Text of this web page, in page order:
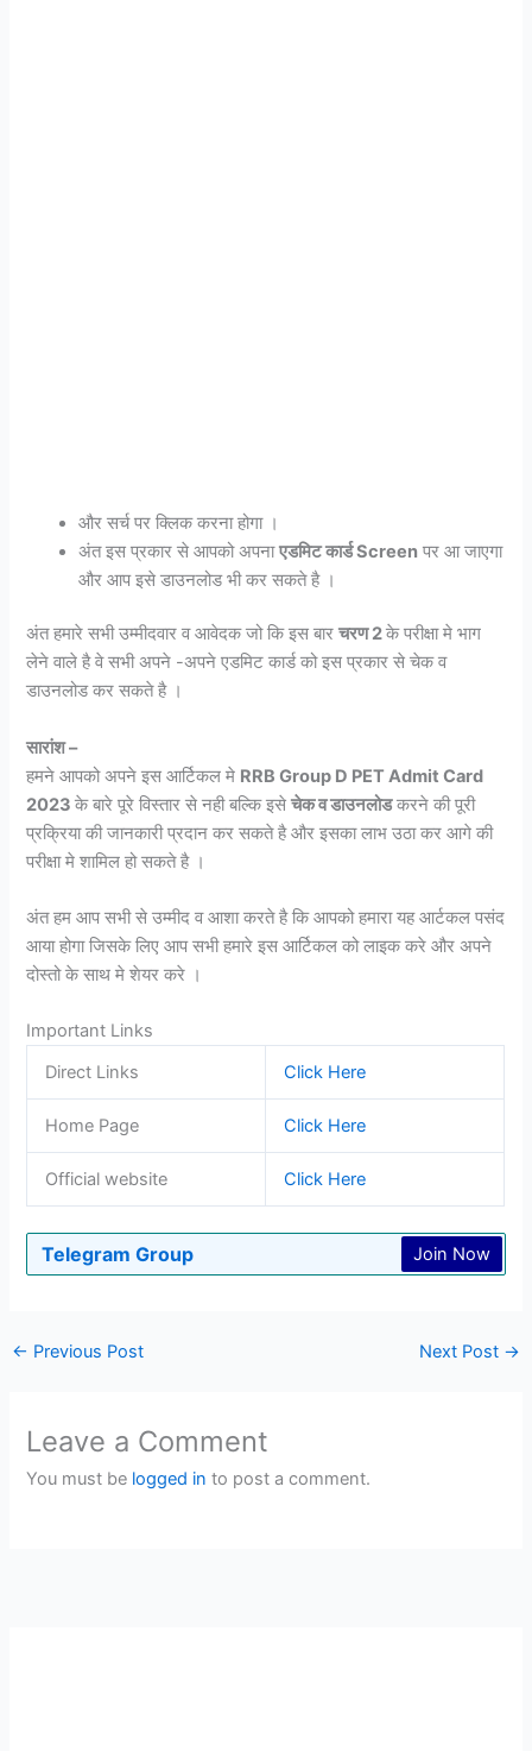
और सर्च पर क्लिक करना होगा ।
अंत इस प्रकार से आपको अपनाएडमिट कार्ड Screen पर आ जाएगा
और आप इसे डाउनलोड भी कर सकते है ।
अंत हमारे सभी उम्मीदवार व आवेदक जो कि इस बारचरण 2के परीक्षा मे भाग
लेने वाले है वे सभी अपने -अपने एडमिट कार्ड को इस प्रकार से चेक व
डाउनलोड कर सकते है ।
सारांश –
हमने आपको अपने इस आर्टिकल मे RRB Group D PET Admit Card
2023के बारे पूरे विस्तार से नही बल्कि इसेचेक व डाउनलोडकरने की पूरी
प्रक्रिया की जानकारी प्रदान कर सकते है और इसका लाभ उठा कर आगे की
परीक्षा मे शामिल हो सकते है ।
अंत हम आप सभी से उम्मीद व आशा करते है कि आपको हमारा यह आर्टकल पसंद
आया होगा जिसके लिए आप सभी हमारे इस आर्टिकल को लाइक करे और अपने
दोस्तो के साथ मे शेयर करे ।
Important Links
Direct Links
Click Here
Home Page Click Here
Official website Click Here
Telegram Group Join Now
← Previous Post Next Post →
Leave a Comment
You must be logged in to post a comment.